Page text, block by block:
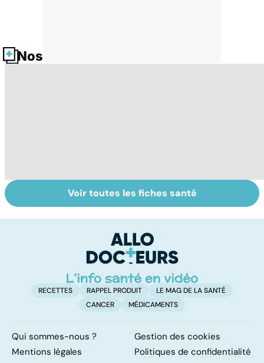
Nos fiches santé
symptômes,
Le magnésium,
un oligo-élément
Voir toutes les fiches santé
RECETTES RAPPEL PRODUIT
LE MAG DE LA SANTÉ
CANCER
MÉDICAMENTS
Qui sommes-nous ?
Gestion des cookies
Mentions légales
Politiques de confidentialité